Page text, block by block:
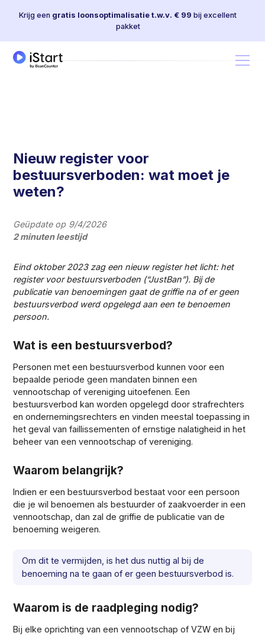
Krijg een gratis loonsoptimalisatie t.w.v. € 99 bij excellent
pakket
Nieuw register voor
bestuursverboden: wat moet je
weten?
Geüpdate op 9/4/2026
2 minuten leestijd
Eind oktober 2023 zag een nieuw register het licht: het
register voor bestuursverboden (“JustBan”). Bij de
publicatie van benoemingen gaat de griffie na of er geen
bestuursverbod werd opgelegd aan een te benoemen
persoon.
Wat is een bestuursverbod?
Personen met een bestuursverbod kunnen voor een
bepaalde periode geen mandaten binnen een
vennootschap of vereniging uitoefenen. Een
bestuursverbod kan worden opgelegd door strafrechters
en ondernemingsrechters en vinden meestal toepassing in
het geval van faillissementen of ernstige nalatigheid in het
beheer van een vennootschap of vereniging.
Waarom belangrijk?
Indien er een bestuursverbod bestaat voor een persoon
die je wil benoemen als bestuurder of zaakvoerder in een
vennootschap, dan zal de griffie de publicatie van de
benoeming weigeren.
Om dit te vermijden, is het dus nuttig al bij de
benoeming na te gaan of er geen bestuursverbod is.
Waarom is de raadpleging nodig?
Bij elke oprichting van een vennootschap of VZW en bij